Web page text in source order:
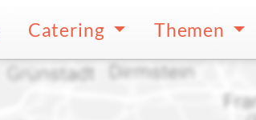
Catering Themen